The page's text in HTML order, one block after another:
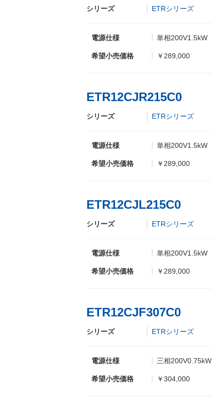
シリーズ ETRシリーズ
電源仕様 単相200V1.5kW
希望小売価格 ￥289,000
ETR12CJR215C0
シリーズ ETRシリーズ
電源仕様 単相200V1.5kW
希望小売価格 ￥289,000
ETR12CJL215C0
シリーズ ETRシリーズ
電源仕様 単相200V1.5kW
希望小売価格 ￥289,000
ETR12CJF307C0
シリーズ ETRシリーズ
電源仕様 三相200V0.75kW
希望小売価格 ￥304,000